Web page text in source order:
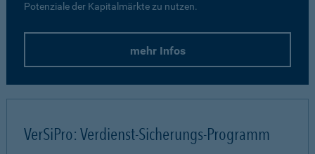
Potenziale der Kapitalmärkte zu nutzen.
mehr Infos
VerSiPro: Verdienst-Sicherungs-Programm